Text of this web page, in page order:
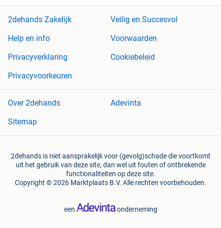
2dehands Zakelijk
Veilig en Succesvol
Help en info
Voorwaarden
Privacyverklaring
Cookiebeleid
Privacyvoorkeuren
Over 2dehands
Adevinta
Sitemap
2dehands is niet aansprakelijk voor (gevolg)schade die voortkomt
uit het gebruik van deze site, dan wel uit fouten of ontbrekende
functionaliteiten op deze site.
Copyright © 2026 Marktplaats B.V. Alle rechten voorbehouden.
een onderneming